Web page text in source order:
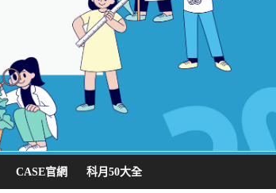
CASE官網 科月50大全